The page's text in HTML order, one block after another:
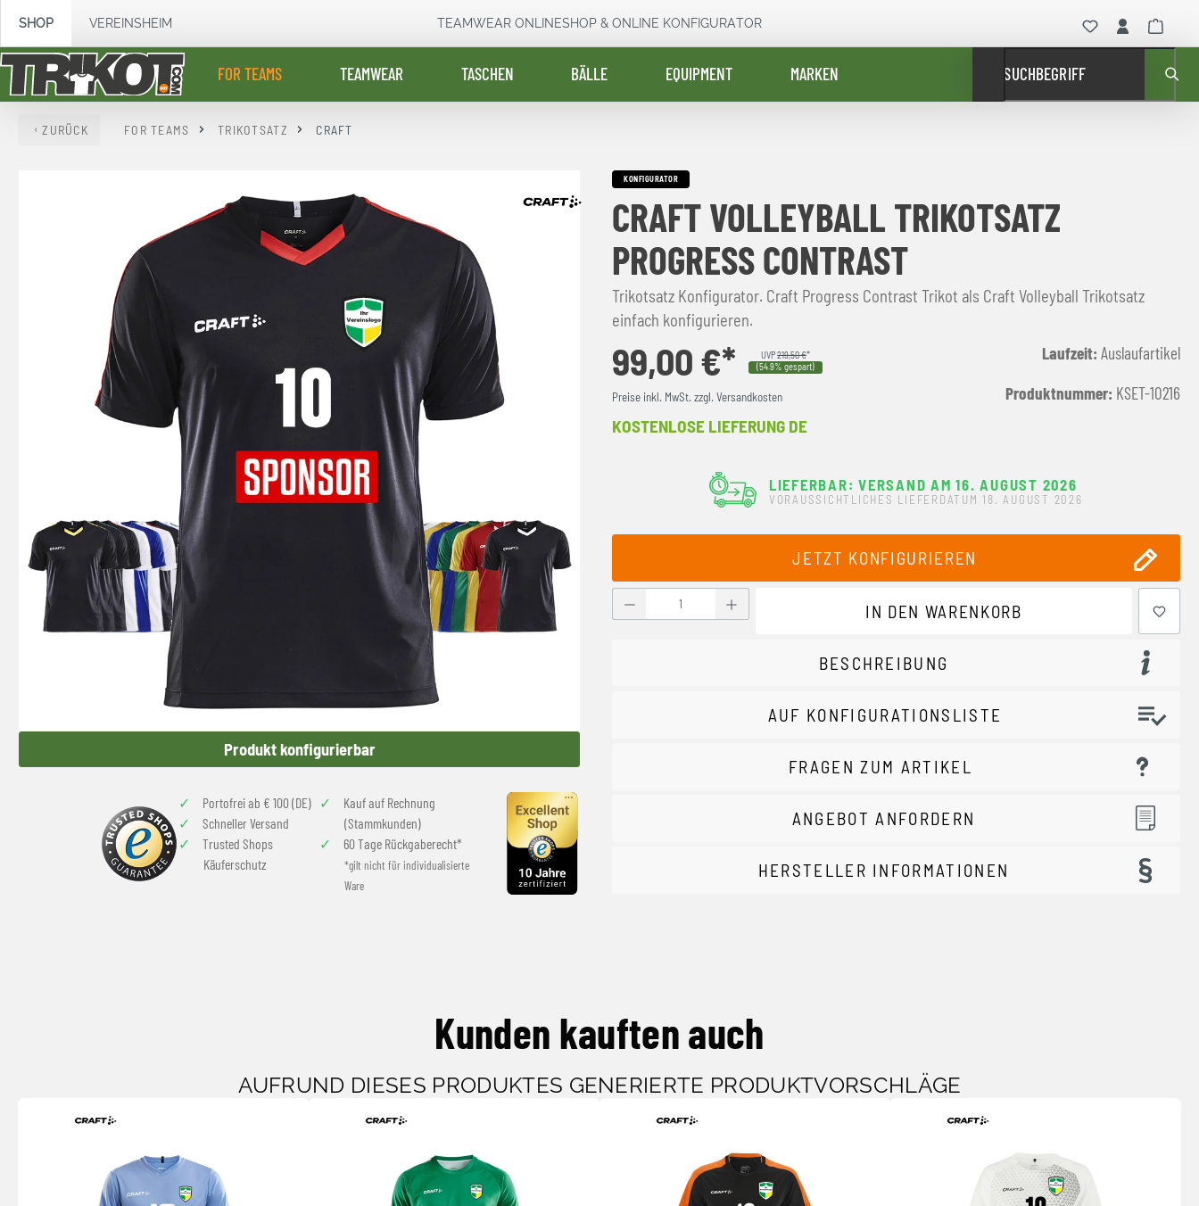
Zur Hauptnavigation springen
SHOP VEREINSHEIM TEAMWEAR ONLINESHOP & ONLINE KONFIGURATOR
FOR TEAMS TEAMWEAR TASCHEN BÄLLE EQUIPMENT MARKEN SUCHBEGRIFF
ZURÜCK FOR TEAMS TRIKOTSATZ CRAFT
Produkt konfigurierbar
Portofrei ab € 100 (DE)
Schneller Versand
Trusted Shops
Käuferschutz
Kauf auf Rechnung
(Stammkunden)
60 Tage Rückgaberecht*
*gilt nicht für individualisierte
Ware
KONFIGURATOR
CRAFT VOLLEYBALL TRIKOTSATZ
PROGRESS CONTRAST
Trikotsatz Konfigurator. Craft Progress Contrast Trikot als Craft Volleyball Trikotsatz
einfach konfigurieren.
99,00 €* UVP219,50 €*
(54.9% gespart)
Preise inkl. MwSt. zzgl. Versandkosten
Laufzeit: Auslaufartikel
Produktnummer: KSET-10216
KOSTENLOSE LIEFERUNG DE
LIEFERBAR: VERSAND AM 16. AUGUST 2026
VORAUSSICHTLICHES LIEFERDATUM 18. AUGUST 2026
JETZT KONFIGURIEREN
Produkt Anzahl: Gib den gewünschten Wert ein oder benutze die Schaltflächen
IN DEN WARENKORB
BESCHREIBUNG
AUF KONFIGURATIONSLISTE
FRAGEN ZUM ARTIKEL
ANGEBOT ANFORDERN
HERSTELLER INFORMATIONEN
Kunden kauften auch
AUFRUND DIESES PRODUKTES GENERIERTE PRODUKTVORSCHLÄGE